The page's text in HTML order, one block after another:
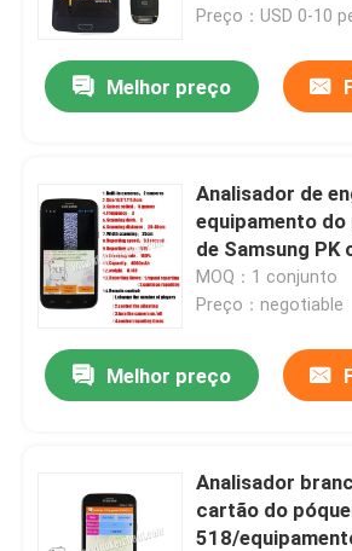
Preço：USD 0-10
Melhor preço
Analisador de
equipamento
de Samsung PK
dobro
MOQ：1 conjunto
Preço：negotiable
Melhor preço
Analisador
cartão do
518/